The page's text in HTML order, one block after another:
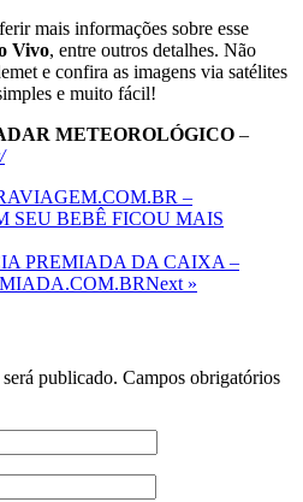
mais informações sobre esse
Vivo, entre outros detalhes. Não
e confira as imagens via satélites
e muito fácil!
METEOROLÓGICO –
–
SEU BEBÊ FICOU MAIS
PREMIADA DA CAIXA –
Next »
publicado. Campos obrigatórios